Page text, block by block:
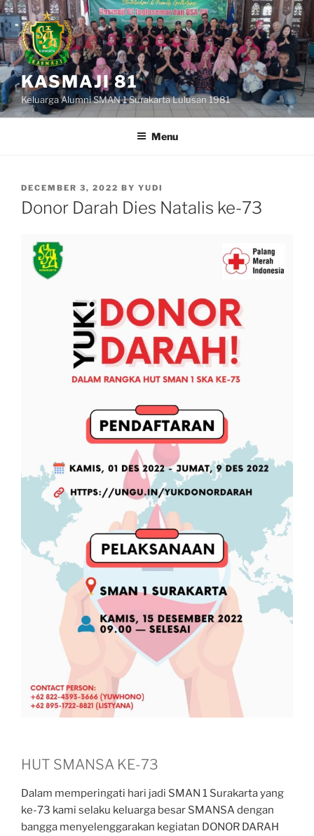
Skip
to
content
KASMAJI 81
Keluarga Alumni SMAN 1 Surakarta Lulusan 1981
Menu
POSTED
ON
DECEMBER 3, 2022 BY YUDI
Donor Darah Dies Natalis ke-73
HUT SMANSA KE-73
Dalam memperingati hari jadi SMAN 1 Surakarta yang
ke-73 kami selaku keluarga besar SMANSA dengan
bangga menyelenggarakan kegiatan DONOR DARAH